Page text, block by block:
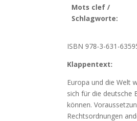
Mots clef /
Schlagworte:
ISBN 978-3-631-
Klappentext:
Europa und die Welt
sich für die deutsche
können.
Rechtsordnungen